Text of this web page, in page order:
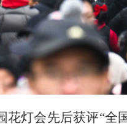
灯会先后获评“全